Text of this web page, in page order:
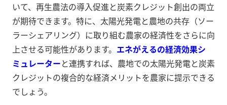
いて、再生農法の導入促進と炭素クレジット創出の両立
が期待できます。特に、太陽光発電と農地の共存（ソー
ラーシェアリング）に取り組む農家の経済性をさらに向
上させる可能性があります。 エネがえるの経済効果シ
ミュレーターと連携すれば、農地での太陽光発電と炭素
クレジットの複合的な経済メリットを農家に提示できる
でしょう。